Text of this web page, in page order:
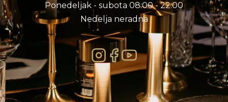
Ponedeljak - subota 08:00 - 22:00
Nedelja neradna